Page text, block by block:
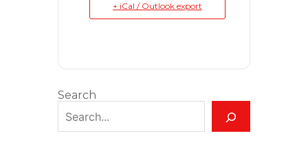
+ iCal / Outlook export
Search